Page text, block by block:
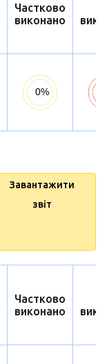
Частково
виконано
Завантажити
звіт
Частково
виконано